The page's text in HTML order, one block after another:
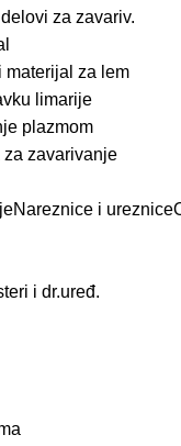
za zavariv.
materijal za lem
limarije
plazmom
zavarivanje
Nareznice i ureznice
i dr.uređ.